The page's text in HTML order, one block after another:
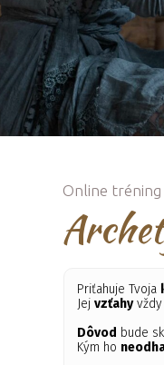
Online tréning
Priťahuje Tvoja
Jejvzťahyvždy
Dôvod bude
Kým ho